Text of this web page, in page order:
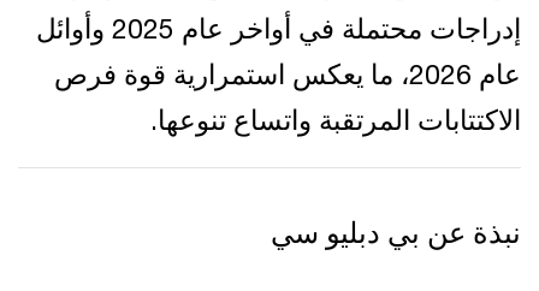
إدراجات محتملة في أواخر عام 2025 وأوائل
عام 2026، ما يعكس استمرارية قوة فرص
الاكتتابات المرتقبة واتساع تنوعها.
نبذة عن بي دبليو سي